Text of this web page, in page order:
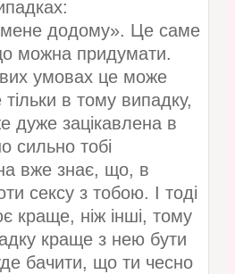
додому». Це саме
можна придумати.
умовах це може
в тому випадку,
дуже зацікавлена ​​в
сильно тобі
вже знає, що, в
сексу з тобою. І тоді
краще, ніж інші, тому
краще з нею бути
бачити, що ти чесно